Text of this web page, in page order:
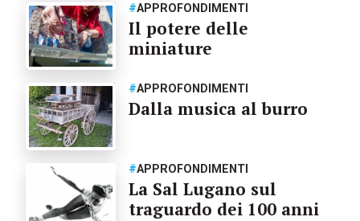
#APPROFONDIMENTI
Il potere delle
miniature
#APPROFONDIMENTI
Dalla musica al burro
#APPROFONDIMENTI
La Sal Lugano sul
traguardo dei 100 anni